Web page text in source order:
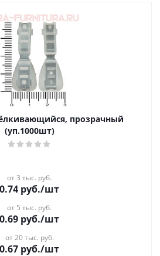
прозрачный
(уп.1000шт)
от 3 тыс. руб.
0.74 руб./шт
от 5 тыс. руб.
0.69 руб./шт
от 20 тыс. руб.
0.67 руб./шт